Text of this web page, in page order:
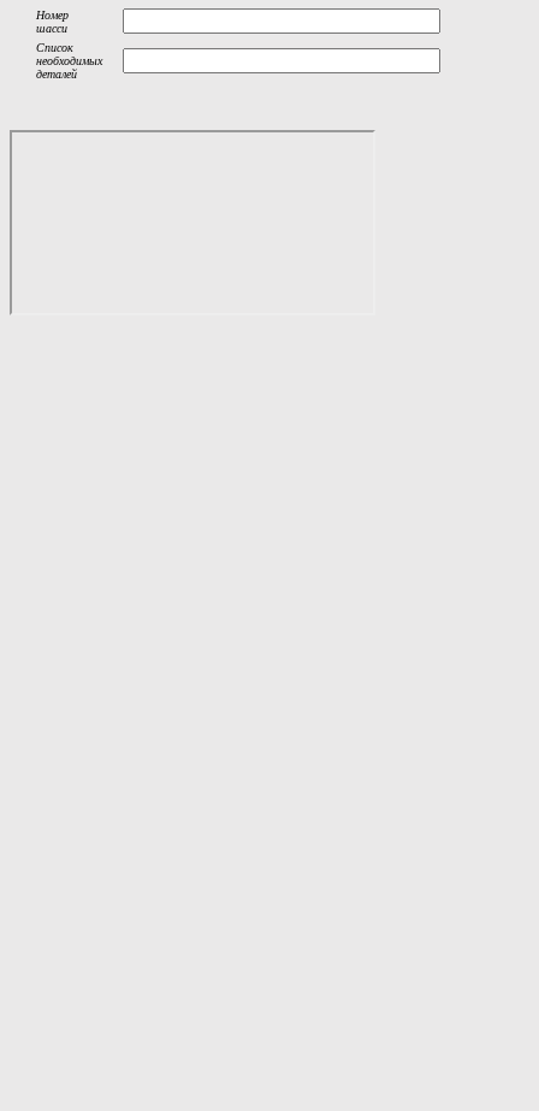
Номер
шасси
Список
необходимых
деталей